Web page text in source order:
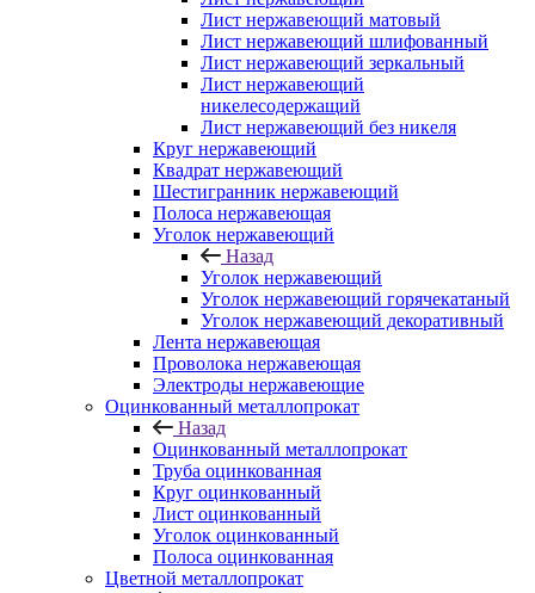
Лист нержавеющий матовый
Лист нержавеющий шлифованный
Лист нержавеющий зеркальный
Лист нержавеющий
никелесодержащий
Лист нержавеющий без никеля
Круг нержавеющий
Квадрат нержавеющий
Шестигранник нержавеющий
Полоса нержавеющая
Уголок нержавеющий
Назад
Уголок нержавеющий
Уголок нержавеющий горячекатаный
Уголок нержавеющий декоративный
Лента нержавеющая
Проволока нержавеющая
Электроды нержавеющие
Оцинкованный металлопрокат
Назад
Оцинкованный металлопрокат
Труба оцинкованная
Круг оцинкованный
Лист оцинкованный
Уголок оцинкованный
Полоса оцинкованная
Цветной металлопрокат